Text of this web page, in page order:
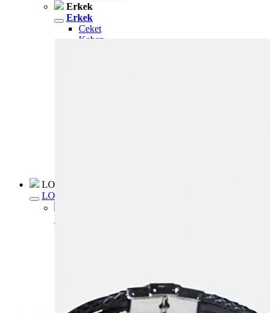
Erkek
Erkek
Ceket
Kaban
LOFT Prime
LOFT Prime
Fırsatlarım